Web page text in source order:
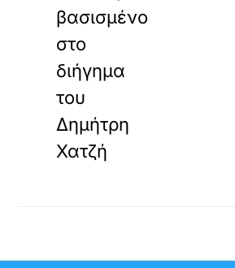
βασισμένο
στο
διήγημα
του
Δημήτρη
Χατζή